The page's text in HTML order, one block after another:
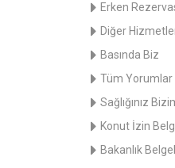
Erken
Diğer
Basında Biz
Tüm Yorumlar
Sağlığınız
Konut İzin
Bakanlık